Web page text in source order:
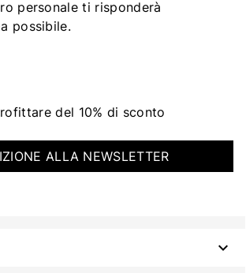
personale ti risponderà
possibile.
del 10% di sconto
ALLA NEWSLETTER